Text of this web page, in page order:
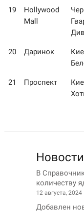
19
Hollywood
Mall
20 Даринок
21 Проспект
В
количеству
12 августа, 2024
Добавлен